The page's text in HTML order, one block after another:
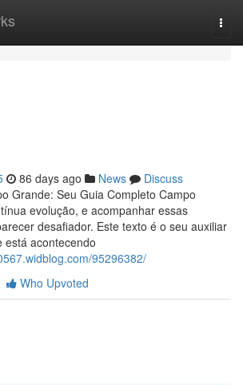
86 days ago News
Discuss
Grande: Seu Guia Completo Campo
evolução, e acompanhar essas
desafiador. Este texto é o seu auxiliar
está acontecendo
95296382/
Who Upvoted